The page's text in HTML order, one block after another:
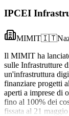
IPCEI
MIMIT🇮🇹
Il MIMIT ha
sulle Infrastrutture
un'infrastruttura
finanziare progetti
aperti a imprese di
fino al 100% dei
fissata al 21